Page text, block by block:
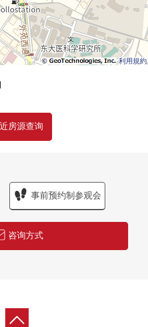
利用規約
房源查询
事前预约制参观会
咨询方式